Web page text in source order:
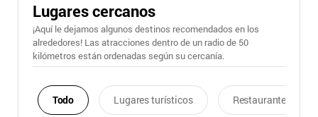
Lugares cercanos
¡Aquí le dejamos algunos destinos recomendados en los
alrededores! Las atracciones dentro de un radio de 50
kilómetros están ordenadas según su cercanía.
Todo Lugares turísticos Restaurantes